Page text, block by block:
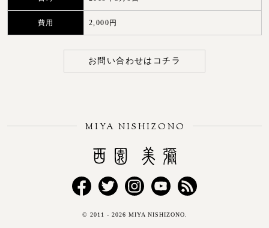
費用 2,000円
お問い合わせはコチラ
MIYA NISHIZONO
Miya Nishizono
FEED
© 2011 - 2026 MIYA NISHIZONO.